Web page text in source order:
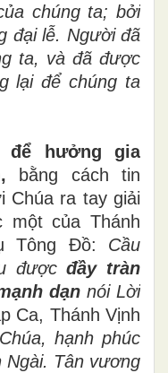
chúng ta; bởi
đại lễ. Người đã
ta, và đã được
lại để chúng ta
để hưởng gia
bằng cách tin
Chúa ra tay giải
một của Thánh
Tông Đồ: Cầu
đượcđầy tràn
dạnnói Lời
Ca, Thánh Vịnh
hạnh phúc
Ngài. Tân vương